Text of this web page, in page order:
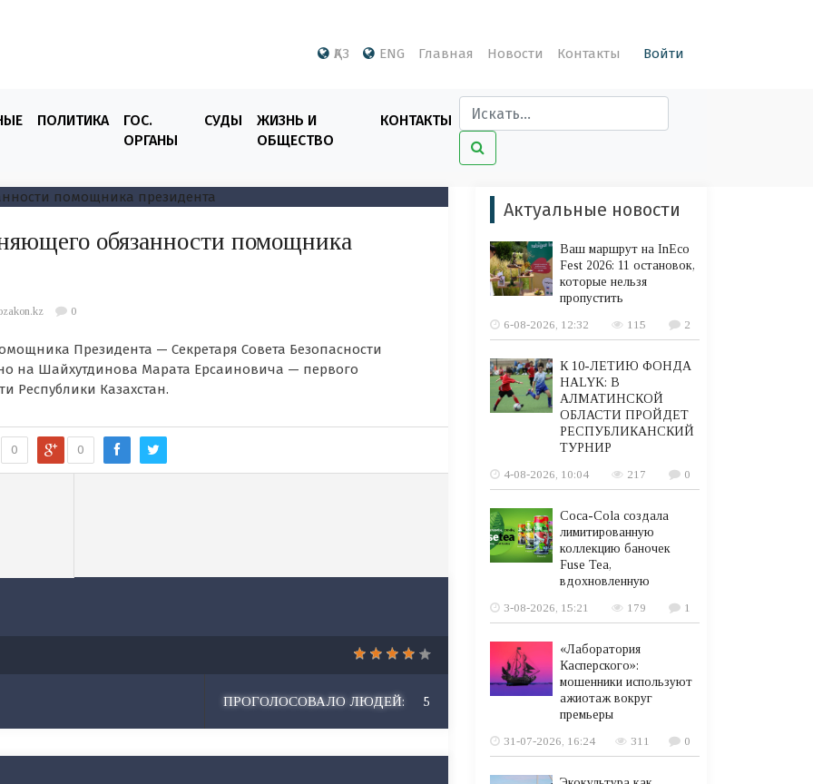
ҚАЗ ENG Главная Новости Контакты Войти
ПОЛИТИКА
ГОС.
ОРГАНЫ
СУДЫ
ЖИЗНЬ И
ОБЩЕСТВО
КОНТАКТЫ
обязанности помощника
0
Президента — Секретаря Совета Безопасности
на Шайхутдинова Марата Ерсаиновича — первого
Республики Казахстан.
0 0
ПРОГОЛОСОВАЛО ЛЮДЕЙ: 5
Актуальные новости
Ваш маршрут на InEco
Fest 2026: 11 остановок,
которые нельзя
пропустить
6-08-2026, 12:32
115 2
К 10-ЛЕТИЮ ФОНДА
HALYK: В
АЛМАТИНСКОЙ
ОБЛАСТИ ПРОЙДЕТ
РЕСПУБЛИКАНСКИЙ
ТУРНИР
4-08-2026, 10:04
217 0
Coca-Cola создала
лимитированную
коллекцию баночек
Fuse Tea,
вдохновленную
3-08-2026, 15:21
179 1
«Лаборатория
Касперского»:
мошенники используют
ажиотаж вокруг
премьеры
31-07-2026, 16:24
311 0